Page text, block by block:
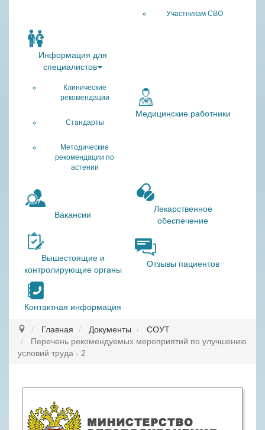
Участникам СВО
Информация для
специалистов
Клинические
рекомендации
Стандарты
Методические
рекомендации по
астении
Медицинские работники
Вакансии
Лекарственное
обеспечение
Вышестоящие и
контролирующие органы
Отзывы пациентов
Контактная информация
Главная Документы
СОУТ
Перечень рекомендуемых мероприятий по улучшению
условий труда - 2